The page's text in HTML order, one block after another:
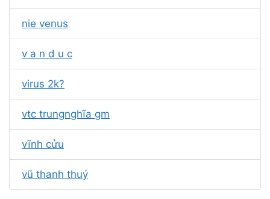
nie venus
v a n d u c
virus 2k?
vtc trungnghĩa gm
vĩnh cửu
vũ thanh thuý